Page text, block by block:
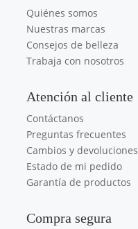
Quiénes somos
Nuestras marcas
Consejos de belleza
Trabaja con nosotros
Atención al cliente
Contáctanos
Preguntas frecuentes
Cambios y devoluciones
Estado de mi pedido
Garantía de productos
Compra segura